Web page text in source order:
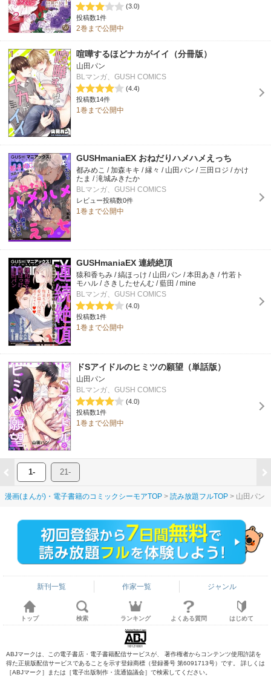
(3.0)
投稿数1件
2巻まで公開中
喧嘩するほどナカがイイ（分冊版）
山田パン
BLマンガ、GUSH COMICS
(4.4)
投稿数14件
1巻まで公開中
GUSHmaniaEX おねだりハメハメえっち
都みめこ / 加森キキ / 縁々 / 山田パン / 三田ロジ / かけ
たま / 滝城みきたか
BLマンガ、GUSH COMICS
レビュー投稿数0件
1巻まで公開中
GUSHmaniaEX 連続絶頂
猿和香ちみ / 縞ほっけ / 山田パン / 本田あき / 竹若ト
モハル / さきしたせんむ / 藍田 / mine
BLマンガ、GUSH COMICS
(4.0)
投稿数1件
1巻まで公開中
ドSアイドルのヒミツの願望（単話版）
山田パン
BLマンガ、GUSH COMICS
(4.0)
投稿数1件
1巻まで公開中
1- 21-
漫画(まんが)・電子書籍のコミックシーモアTOP 読み放題フルTOP 山田パン
新刊一覧 作家一覧 ジャンル
トップ 検索 ランキング よくある質問 はじめて
ABJマークは、この電子書店・電子書籍配信サービスが、 著作権者からコンテンツ使用許諾を
得た正規版配信サービスであることを示す登録商標（登録番号 第6091713号）です。 詳しくは
［ABJマーク］または［電子出版制作・流通協議会］で検索してください。